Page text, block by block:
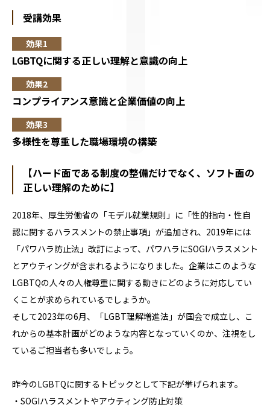
受講効果
LGBTQに関する正しい理解と意識の向上
コンプライアンス意識と企業価値の向上
多様性を尊重した職場環境の構築
【ハード面である制度の整備だけでなく、ソフト面の
正しい理解のために】
2018年、厚生労働省の「モデル就業規則」に「性的指向・性自
認に関するハラスメントの禁止事項」が追加され、2019年には
「パワハラ防止法」改訂によって、パワハラにSOGIハラスメント
とアウティングが含まれるようになりました。企業はこのような
LGBTQの人々の人権尊重に関する動きにどのように対応してい
くことが求められているでしょうか。
そして2023年の6月、「LGBT理解増進法」が国会で成立し、こ
れからの基本計画がどのような内容となっていくのか、注視をし
ているご担当者も多いでしょう。
昨今のLGBTQに関するトピックとして下記が挙げられます。
・SOGIハラスメントやアウティング防止対策